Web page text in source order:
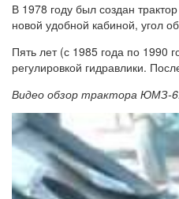
В 1978 году был создан
новой удобной кабиной, угол
Пять лет (с 1985 года по 1990
регулировкой гидравлики.
Видео обзор трактора ЮМЗ-